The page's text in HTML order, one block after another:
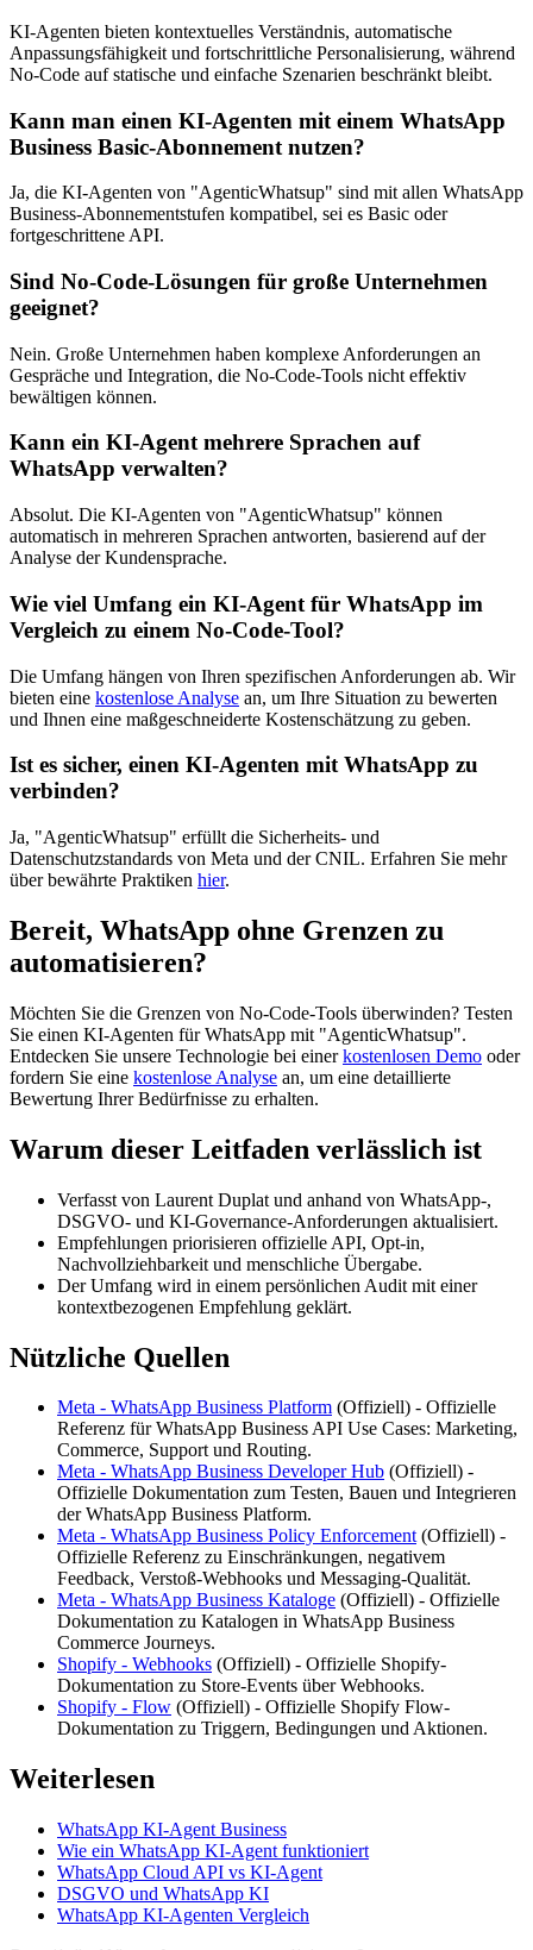
KI-Agenten bieten kontextuelles Verständnis, automatische
Anpassungsfähigkeit und fortschrittliche Personalisierung, während
No-Code auf statische und einfache Szenarien beschränkt bleibt.
Kann man einen KI-Agenten mit einem WhatsApp
Business Basic-Abonnement nutzen?
Ja, die KI-Agenten von "AgenticWhatsup" sind mit allen WhatsApp
Business-Abonnementstufen kompatibel, sei es Basic oder
fortgeschrittene API.
Sind No-Code-Lösungen für große Unternehmen
geeignet?
Nein. Große Unternehmen haben komplexe Anforderungen an
Gespräche und Integration, die No-Code-Tools nicht effektiv
bewältigen können.
Kann ein KI-Agent mehrere Sprachen auf
WhatsApp verwalten?
Absolut. Die KI-Agenten von "AgenticWhatsup" können
automatisch in mehreren Sprachen antworten, basierend auf der
Analyse der Kundensprache.
Wie viel Umfang ein KI-Agent für WhatsApp im
Vergleich zu einem No-Code-Tool?
Die Umfang hängen von Ihren spezifischen Anforderungen ab. Wir
bieten eine kostenlose Analyse an, um Ihre Situation zu bewerten
und Ihnen eine maßgeschneiderte Kostenschätzung zu geben.
Ist es sicher, einen KI-Agenten mit WhatsApp zu
verbinden?
Ja, "AgenticWhatsup" erfüllt die Sicherheits- und
Datenschutzstandards von Meta und der CNIL. Erfahren Sie mehr
über bewährte Praktiken hier.
Bereit, WhatsApp ohne Grenzen zu
automatisieren?
Möchten Sie die Grenzen von No-Code-Tools überwinden? Testen
Sie einen KI-Agenten für WhatsApp mit "AgenticWhatsup".
Entdecken Sie unsere Technologie bei einerkostenlosen Demo oder
fordern Sie eine kostenlose Analyse an, um eine detaillierte
Bewertung Ihrer Bedürfnisse zu erhalten.
Warum dieser Leitfaden verlässlich ist
Verfasst von Laurent Duplat und anhand von WhatsApp-,
DSGVO- und KI-Governance-Anforderungen aktualisiert.
Empfehlungen priorisieren offizielle API, Opt-in,
Nachvollziehbarkeit und menschliche Übergabe.
Der Umfang wird in einem persönlichen Audit mit einer
kontextbezogenen Empfehlung geklärt.
Nützliche Quellen
Meta - WhatsApp Business Platform (Offiziell) - Offizielle
Referenz für WhatsApp Business API Use Cases: Marketing,
Commerce, Support und Routing.
Meta - WhatsApp Business Developer Hub (Offiziell) -
Offizielle Dokumentation zum Testen, Bauen und Integrieren
der WhatsApp Business Platform.
Meta - WhatsApp Business Policy Enforcement (Offiziell) -
Offizielle Referenz zu Einschränkungen, negativem
Feedback, Verstoß-Webhooks und Messaging-Qualität.
Meta - WhatsApp Business Kataloge (Offiziell) - Offizielle
Dokumentation zu Katalogen in WhatsApp Business
Commerce Journeys.
Shopify - Webhooks (Offiziell) - Offizielle Shopify-
Dokumentation zu Store-Events über Webhooks.
Shopify - Flow (Offiziell) - Offizielle Shopify Flow-
Dokumentation zu Triggern, Bedingungen und Aktionen.
Weiterlesen
WhatsApp KI-Agent Business
Wie ein WhatsApp KI-Agent funktioniert
WhatsApp Cloud API vs KI-Agent
DSGVO und WhatsApp KI
WhatsApp KI-Agenten Vergleich